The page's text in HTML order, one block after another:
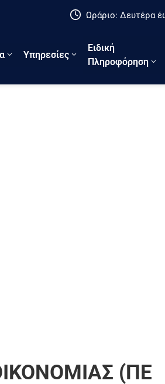
Ωράριο: Δευτέρα
Υπηρεσίες
Ειδική
Πληροφόρηση
(ΠΕ